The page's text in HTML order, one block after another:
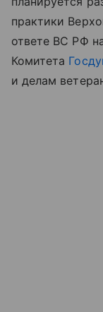
практики
ответе ВС РФ
Комитета
и делам